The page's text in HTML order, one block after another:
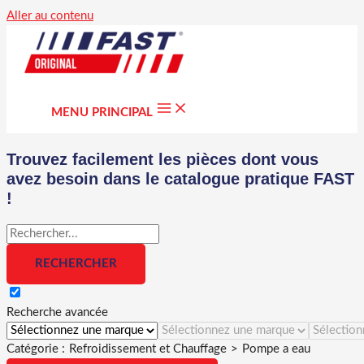
Aller au contenu
MENU PRINCIPAL
Trouvez facilement les pièces dont vous
avez besoin dans le catalogue pratique FAST
!
Recherche avancée
Catégorie : Refroidissement et Chauffage > Pompe a eau